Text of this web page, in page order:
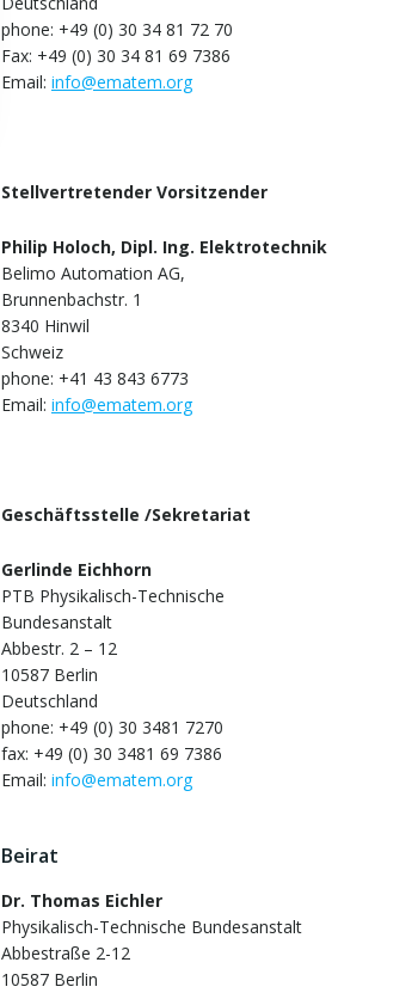
phone: +49 (0) 30 34 81 72 70
Fax: +49 (0) 30 34 81 69 7386
Email: info@ematem.org
Stellvertretender Vorsitzender
Philip Holoch, Dipl. Ing. Elektrotechnik
Belimo Automation AG,
Brunnenbachstr. 1
8340 Hinwil
Schweiz
phone: +41 43 843 6773
Email: info@ematem.org
Geschäftsstelle /Sekretariat
Gerlinde Eichhorn
PTB Physikalisch-Technische
Bundesanstalt
Abbestr. 2 – 12
10587 Berlin
Deutschland
phone: +49 (0) 30 3481 7270
fax: +49 (0) 30 3481 69 7386
Email: info@ematem.org
Beirat
Dr. Thomas Eichler
Physikalisch-Technische Bundesanstalt
Abbestraße 2-12
10587 Berlin